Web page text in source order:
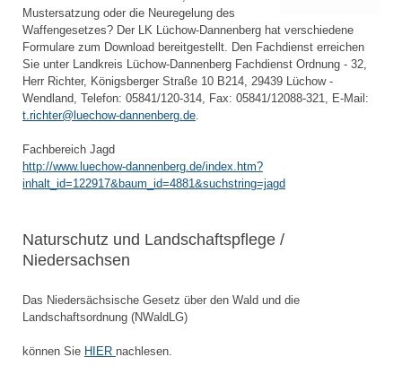
Mustersatzung oder die Neuregelung des
Waffengesetzes? Der LK Lüchow-Dannenberg hat verschiedene
Formulare zum Download bereitgestellt. Den Fachdienst erreichen
Sie unter Landkreis Lüchow-Dannenberg Fachdienst Ordnung - 32,
Herr Richter, Königsberger Straße 10 B214, 29439 Lüchow -
Wendland, Telefon: 05841/120-314, Fax: 05841/12088-321, E-Mail:
t.richter@luechow-dannenberg.de
Fachbereich Jagd
http://www.luechow-dannenberg.de/index.htm?
inhalt_id=122917&baum_id=4881&suchstring=jagd
Naturschutz und Landschaftspflege /
Niedersachsen
Das Niedersächsische Gesetz über den Wald und die
Landschaftsordnung (NWaldLG)
können Sie HIER nachlesen.